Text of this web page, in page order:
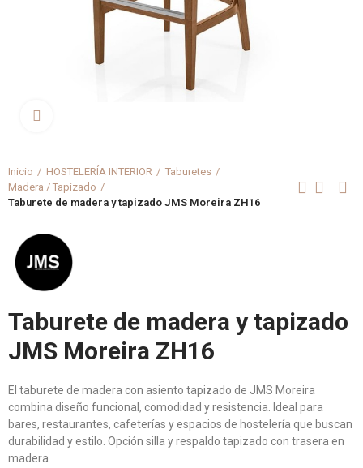
Inicio HOSTELERÍA INTERIOR
Taburetes
Madera / Tapizado
Taburete de madera y tapizado JMS Moreira ZH16
Taburete de madera y tapizado
JMS Moreira ZH16
El taburete de madera con asiento tapizado de JMS Moreira
combina diseño funcional, comodidad y resistencia. Ideal para
bares, restaurantes, cafeterías y espacios de hostelería que buscan
durabilidad y estilo. Opción silla y respaldo tapizado con trasera en
madera